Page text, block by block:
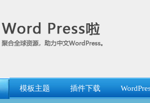
模板主题 插件下载